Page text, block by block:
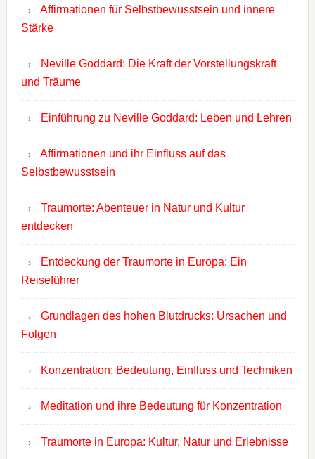
Affirmationen für Selbstbewusstsein und innere
Stärke
Neville Goddard: Die Kraft der Vorstellungskraft
und Träume
Einführung zu Neville Goddard: Leben und Lehren
Affirmationen und ihr Einfluss auf das
Selbstbewusstsein
Traumorte: Abenteuer in Natur und Kultur
entdecken
Entdeckung der Traumorte in Europa: Ein
Reiseführer
Grundlagen des hohen Blutdrucks: Ursachen und
Folgen
Konzentration: Bedeutung, Einfluss und Techniken
Meditation und ihre Bedeutung für Konzentration
Traumorte in Europa: Kultur, Natur und Erlebnisse